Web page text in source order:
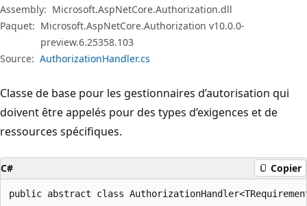
Assembly: Microsoft.AspNetCore.Authorization.dll
Paquet: Microsoft.AspNetCore.Authorization v10.0.0-
preview.6.25358.103
Source: AuthorizationHandler.cs
Classe de base pour les gestionnaires d’autorisation qui
doivent être appelés pour des types d’exigences et de
ressources spécifiques.
C# Copier
public abstract class